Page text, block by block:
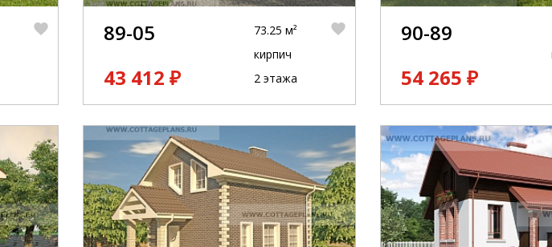
89-05
43 412 ₽
73.25 м²
кирпич
2 этажа
90-89
54 265 ₽